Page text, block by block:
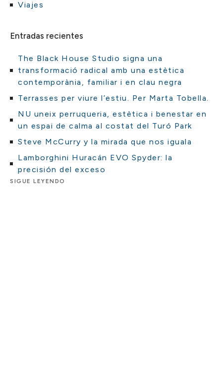
Viajes
Entradas recientes
The Black House Studio signa una
transformació radical amb una estètica
contemporània, familiar i en clau negra
Terrasses per viure l’estiu. Per Marta Tobella.
NU uneix perruqueria, estètica i benestar en
un espai de calma al costat del Turó Park
Steve McCurry y la mirada que nos iguala
Lamborghini Huracán EVO Spyder: la
precisión del exceso
SIGUE LEYENDO